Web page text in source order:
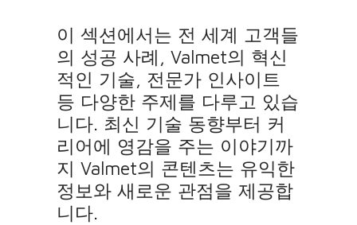
이 섹션에서는 전 세계 고객들
의 성공 사례, Valmet의 혁신
적인 기술, 전문가 인사이트
등 다양한 주제를 다루고 있습
니다. 최신 기술 동향부터 커
리어에 영감을 주는 이야기까
지 Valmet의 콘텐츠는 유익한
정보와 새로운 관점을 제공합
니다.